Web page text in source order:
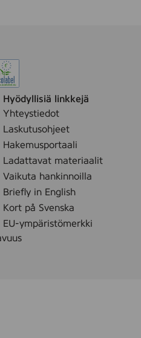
Hyödyllisiä linkkejä
Yhteystiedot
Laskutusohjeet
Hakemusportaali
Ladattavat materiaalit
Vaikuta hankinnoilla
Briefly in English
Kort på Svenska
EU-ympäristömerkki